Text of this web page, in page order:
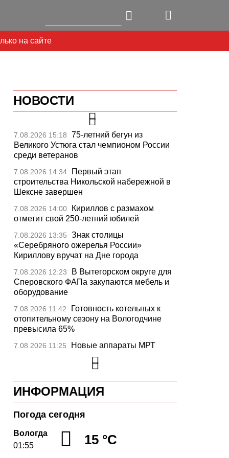
на сайте
НОВОСТИ
7.08.2026 15:18
75-летний бегун из
Великого Устюга стал чемпионом России
среди ветеранов
7.08.2026 14:34
Первый этап
строительства Никольской набережной в
Шексне завершен
7.08.2026 14:00
Кириллов с размахом
отметит свой 250-летний юбилей
7.08.2026 13:35
Знак столицы
«Серебряного ожерелья России»
Кириллову вручат на Дне города
7.08.2026 12:23
В Вытегорском округе для
Сперовского ФАПа закупаются мебель и
оборудование
7.08.2026 11:42
Готовность котельных к
отопительному сезону на Вологодчине
превысила 65%
7.08.2026 11:25
Новые аппараты МРТ
установят в двух медучреждениях
Вологодской области
7.08.2026 10:41 В Устюжне отметят 774-
летие города фестивалем кузнечного
мастерства
7.08.2026 10:18 Вологодская область
уверенно шагает в цифровое будущее
7.08.2026 09:49
На Вологодчине подвели
ИНФОРМАЦИЯ
Погода сегодня
Вологда
01:55
15 °C